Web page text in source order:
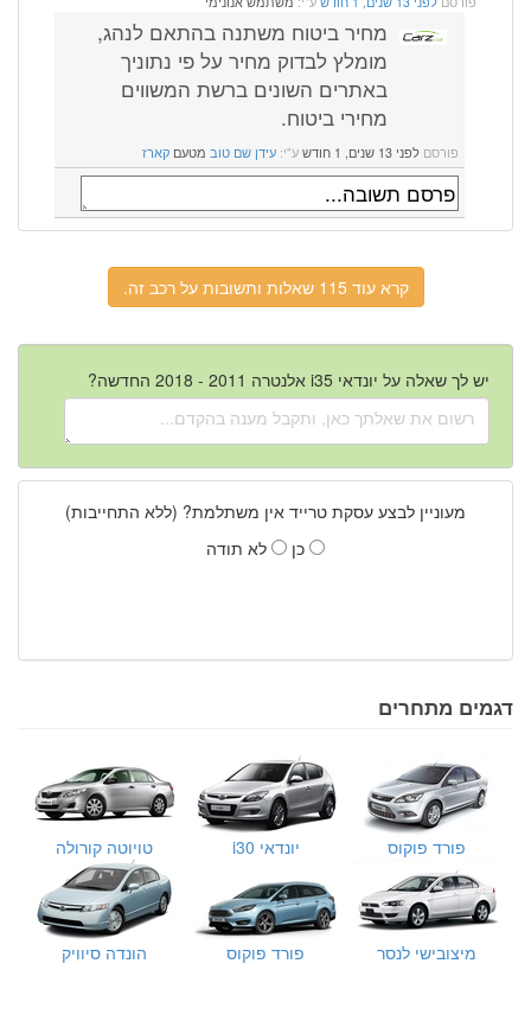
מחיר ביטוח משתנה בהתאם לנהג,
מומלץ לבדוק מחיר על פי נתוניך
באתרים השונים ברשת המשווים
מחירי ביטוח.
פורסם לפני 13 שנים, 1 חודש ע"י: עידן שם טוב מטעם קארז
קרא עוד 115 שאלות ותשובות על רכב זה.
יש לך שאלה על יונדאי i35 אלנטרה 2011 - 2018 החדשה?
מעוניין לבצע עסקת טרייד אין משתלמת? (ללא התחייבות)
כן
לא תודה
דגמים מתחרים
פורד פוקוס יונדאי i30 טויוטה קורולה
מיצובישי לנסר פורד פוקוס הונדה סיוויק